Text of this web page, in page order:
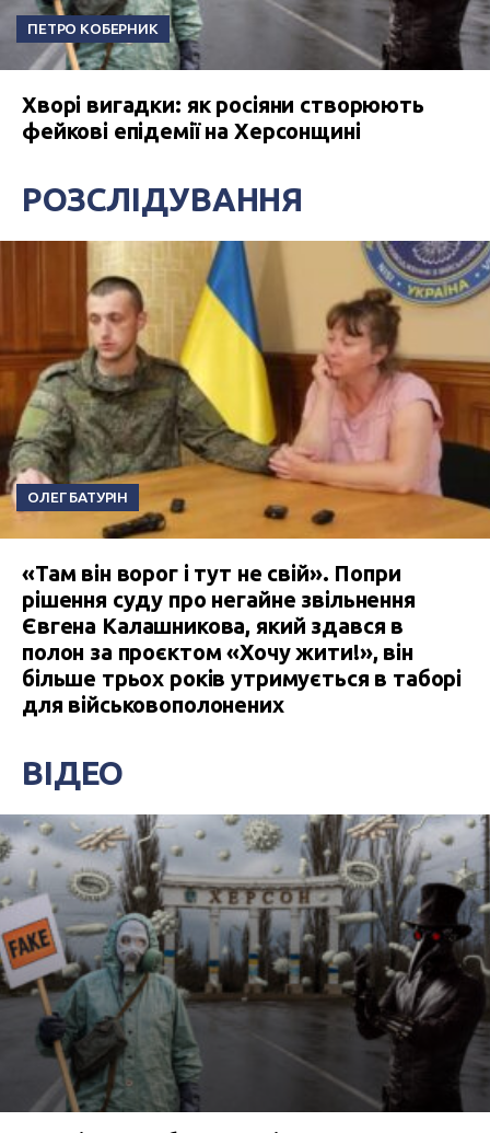
ПЕТРО КОБЕРНИК
Хворі вигадки: як росіяни створюють
фейкові епідемії на Херсонщині
РОЗСЛІДУВАННЯ
ОЛЕГ БАТУРІН
«Там він ворог і тут не свій». Попри
рішення суду про негайне звільнення
Євгена Калашникова, який здався в
полон за проєктом «Хочу жити!», він
більше трьох років утримується в таборі
для військовополонених
ВІДЕО